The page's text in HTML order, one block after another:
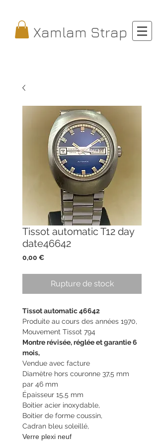
Xamlam Strap
Tissot automatic T12 day
date46642
0,00 €Prix
Rupture de stock
Tissot automatic 46642
Produite au cours des années 1970,
Mouvement Tissot 794
Montre révisée, réglée et garantie 6
mois,
Vendue avec facture
Diamètre hors couronne 37,5 mm
par 46 mm
Épaisseur 15,5 mm
Boitier acier inoxydable,
Boitier de forme coussin,
Cadran bleu soleillé,
Verre plexi neuf